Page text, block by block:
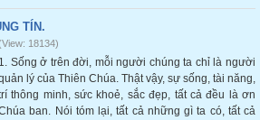
TÍN.
18134)
1. Sống ở trên đời, mỗi người chúng ta chỉ là người
lý của Thiên Chúa. Thật vậy, sự sống, tài năng,
thông minh, sức khoẻ, sắc đẹp, tất cả đều là ơn
ban. Nói tóm lại, tất cả những gì ta có, tất cả